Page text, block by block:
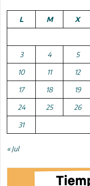
L
M X
3 4 5
10 11 12
17 18 19
24 25 26
31
« Jul